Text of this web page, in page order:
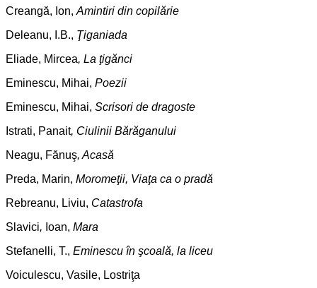
Creangă, Ion, Amintiri din copilărie
Deleanu, I.B., Ţiganiada
Eliade, Mircea, La ţigănci
Eminescu, Mihai, Poezii
Eminescu, Mihai, Scrisori de dragoste
Istrati, Panait, Ciulinii Bărăganului
Neagu, Fănuş, Acasă
Preda, Marin, Moromeţii, Viaţa ca o pradă
Rebreanu, Liviu, Catastrofa
Slavici, Ioan, Mara
Stefanelli, T., Eminescu în şcoală, la liceu
Voiculescu, Vasile, Lostriţa